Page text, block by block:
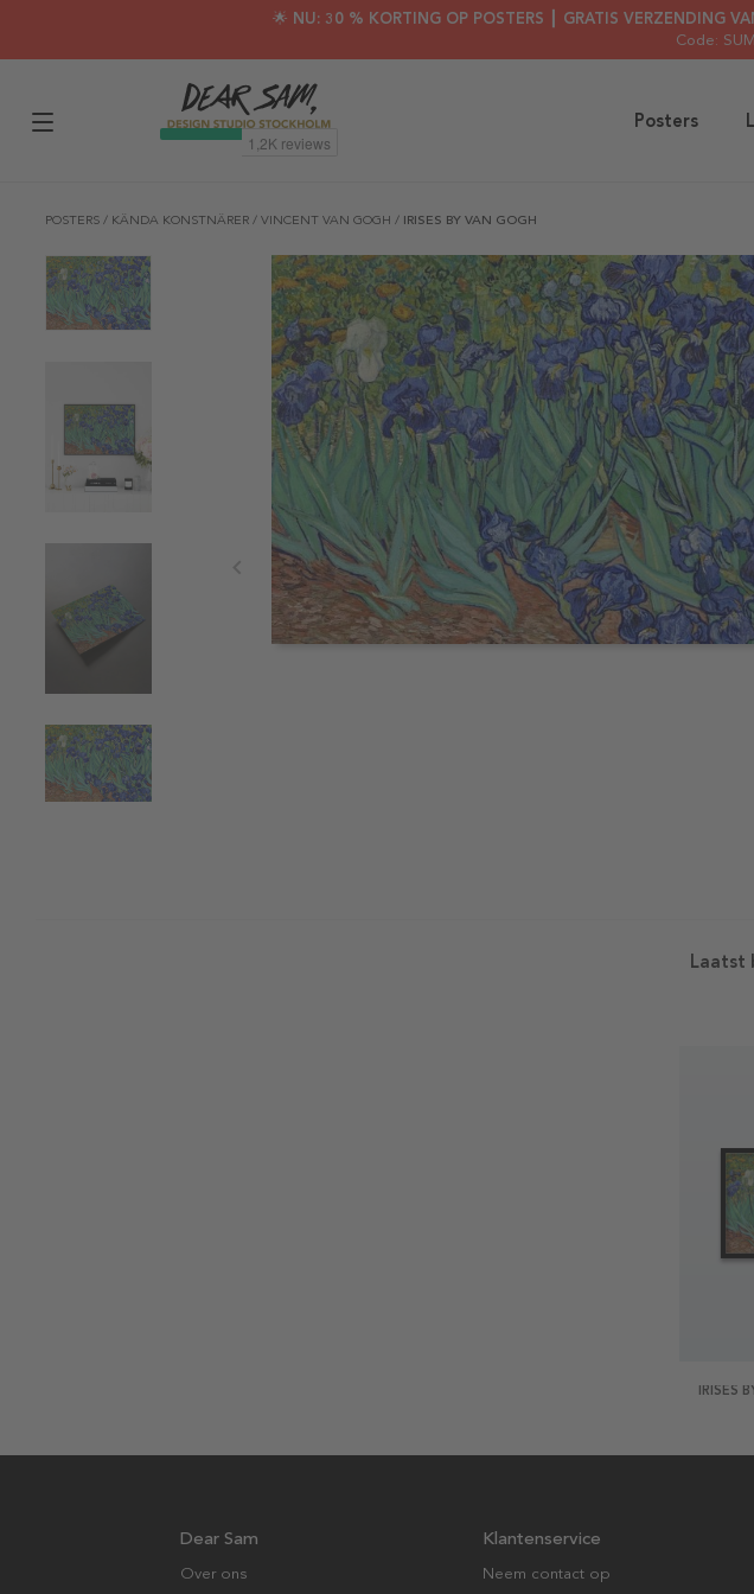
🌟 NU: 30 % KORTING OP POSTERS ┃ GRATIS VERZENDING
Code:
Posters
POSTERS / KÄNDA KONSTNÄRER / VINCENT VAN GOGH / IRISES BY VAN GOGH
Laatst
IRISES
Dear Sam
Over ons
Klantenservice
Neem contact op